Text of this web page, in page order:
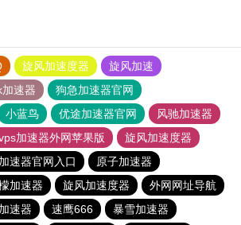
旋风加速度器
旋风加速
速器
狗急加速器官网
小蓝鸟 优途加速器官网
风驰加速器
加速器外网苹果版
旋风加速度器
速器官网入口
原子加速器
加速器 旋风加速度器
外网网址导航
速器 速鹰666 暴雪加速器